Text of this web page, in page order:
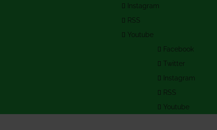
Instagram
RSS
Youtube
Facebook
Twitter
Instagram
RSS
Youtube